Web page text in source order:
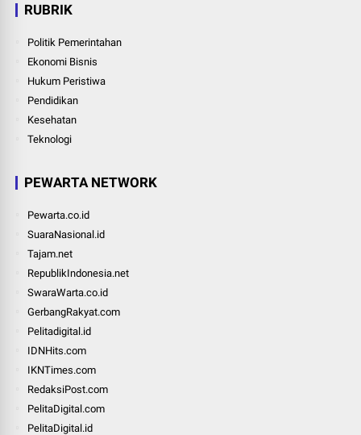
RUBRIK
Politik Pemerintahan
Ekonomi Bisnis
Hukum Peristiwa
Pendidikan
Kesehatan
Teknologi
PEWARTA NETWORK
Pewarta.co.id
SuaraNasional.id
Tajam.net
RepublikIndonesia.net
SwaraWarta.co.id
GerbangRakyat.com
Pelitadigital.id
IDNHits.com
IKNTimes.com
RedaksiPost.com
PelitaDigital.com
PelitaDigital.id